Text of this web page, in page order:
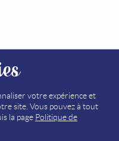
votre expérience et
site. Vous pouvez à tout
la page Politique de